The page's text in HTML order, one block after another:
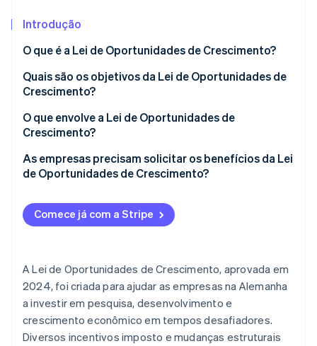
Introdução
O que é a Lei de Oportunidades de Crescimento?
Quais são os objetivos da Lei de Oportunidades de
Crescimento?
O que envolve a Lei de Oportunidades de
Crescimento?
Faturamento eletrônico obrigatório
Melhoria nas opções de depreciação
Maiores limites de rotatividade e lucro para a
contabilidade baseada em dinheiro
baseada em dinheiro
Limite de isenção mais alto para presentes
Sem declarações de IVA para pequenos
empresários crescentes
As empresas precisam solicitar os benefícios da Lei
de Oportunidades de Crescimento?
Comece já com a Stripe
A Lei de Oportunidades de Crescimento, aprovada em
2024, foi criada para ajudar as empresas na Alemanha
a investir em pesquisa, desenvolvimento e
crescimento econômico em tempos desafiadores.
Diversos incentivos imposto e mudanças estruturais